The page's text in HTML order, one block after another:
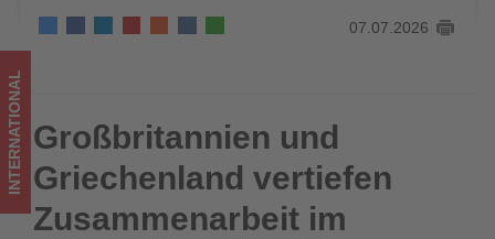
Wissen,
was
im
Tourismus
los
07.07.2026
Großbritannien und Griechenland vertiefen Zusammenarbeit
im Tourismus
INTERNATIONAL Großbritannien und
Griechenland vertiefen
Zusammenarbeit im